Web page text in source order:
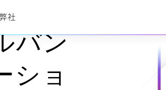
弊社
バン
ショ